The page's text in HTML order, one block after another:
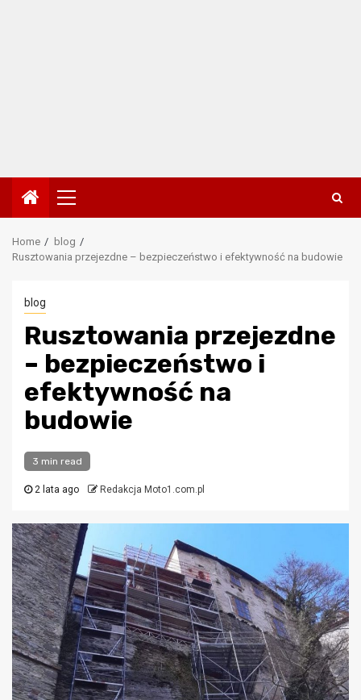
Primary
Menu
Home
blog
Rusztowania przejezdne – bezpieczeństwo i efektywność na budowie
blog
Rusztowania przejezdne
– bezpieczeństwo i
efektywność na
budowie
3 min read
2 lata ago Redakcja Moto1.com.pl